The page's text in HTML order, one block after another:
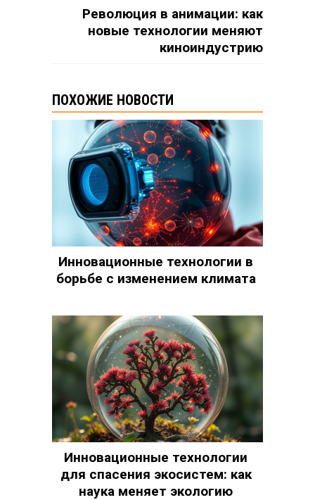
Революция в анимации: как
новые технологии меняют
киноиндустрию
ПОХОЖИЕ НОВОСТИ
Инновационные технологии в
борьбе с изменением климата
Инновационные технологии
для спасения экосистем: как
наука меняет экологию